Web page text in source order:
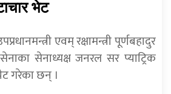
भेट
एवम् रक्षामन्त्री पूर्णबहादुर
सेनाध्यक्ष जनरल सर प्याट्रिक
गरेका छन् ।